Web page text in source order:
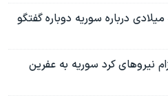
درباره سوریه دوباره گفتگو
نیروهای کرد سوریه به عفرین